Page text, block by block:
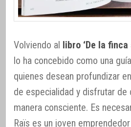
Volviendo al libro ‘De la
lo ha concebido como una
quienes desean profundizar
de especialidad y disfrutar de
manera consciente. Es
Raïs es un joven